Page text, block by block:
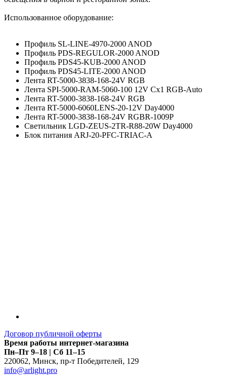
Использованное оборудование:
Профиль SL-LINE-4970-2000 ANOD
Профиль PDS-REGULOR-2000 ANOD
Профиль PDS45-KUB-2000 ANOD
Профиль PDS45-LITE-2000 ANOD
Лента RT-5000-3838-168-24V RGB
Лента SPI-5000-RAM-5060-100 12V Cx1 RGB-Auto
Лента RT-5000-3838-168-24V RGB
Лента RT-5000-6060LENS-20-12V Day4000
Лента RT-5000-3838-168-24V RGBR-1009P
Светильник LGD-ZEUS-2TR-R88-20W Day4000
Блок питания ARJ-20-PFC-TRIAC-A
Договор публичной оферты
Время работы интернет-магазина
Пн–Пт 9–18 | Сб 11–15
220062, Минск, пр-т Победителей, 129
info@arlight.pro